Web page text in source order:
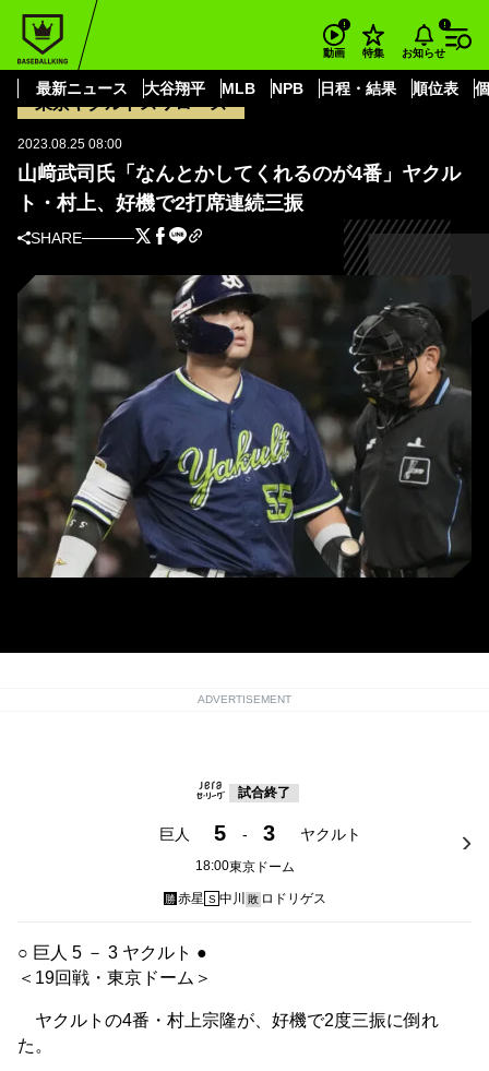
動画 特集 お知らせ
最新ニュース 大谷翔平 MLB NPB 日程・結果 順位表
BASEBALL KING
山﨑武司氏「なんとかしてくれるのが4番」ヤクルト・村上、好機で2打席連
続三振
東京ヤクルトスワローズ
2023.08.25 08:00
山﨑武司氏「なんとかしてくれるのが4番」ヤクル
ト・村上、好機で2打席連続三振
SHARE
ADVERTISEMENT
試合終了
巨人 5 - 3 ヤクルト
18:00東京ドーム
勝赤星 S 中川 敗 ロドリゲス
○ 巨人 5 － 3 ヤクルト ●
＜19回戦・東京ドーム＞
ヤクルトの4番・村上宗隆が、好機で2度三振に倒れ
た。